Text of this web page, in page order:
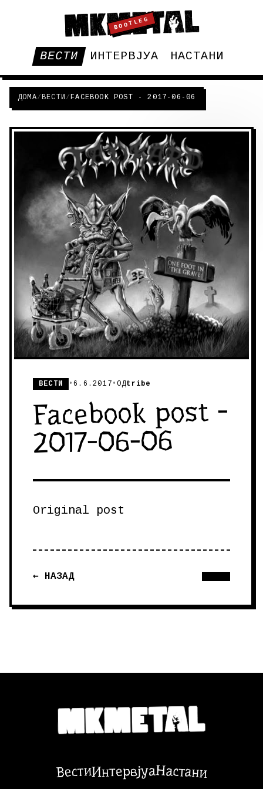
BOOTLEG
ВЕСТИ ИНТЕРВЈУА НАСТАНИ
ДОМА/ВЕСТИ /FACEBOOK POST - 2017-06-06
ВЕСТИ •6.6.2017 •ОДtribe
Facebook post -
2017-06-06
Original post
← НАЗАД
ВестиИнтервјуаНастани